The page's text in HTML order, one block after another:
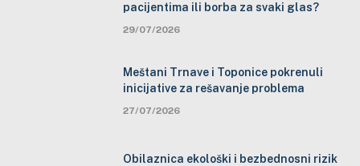
pacijentima ili borba za svaki glas?
29/07/2026
Meštani Trnave i Toponice pokrenuli
inicijative za rešavanje problema
27/07/2026
Obilaznica ekološki i bezbednosni rizik